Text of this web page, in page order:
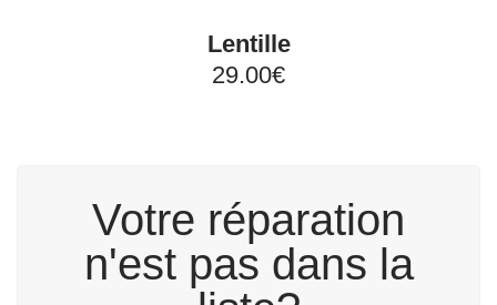
Lentille
29.00€
Votre réparation
n'est pas dans la